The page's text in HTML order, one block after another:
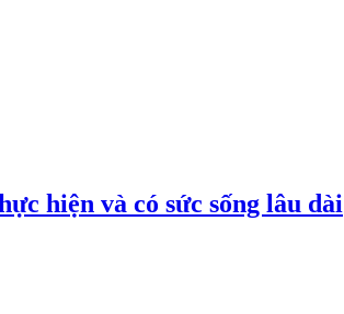
hiện và có sức sống lâu dài